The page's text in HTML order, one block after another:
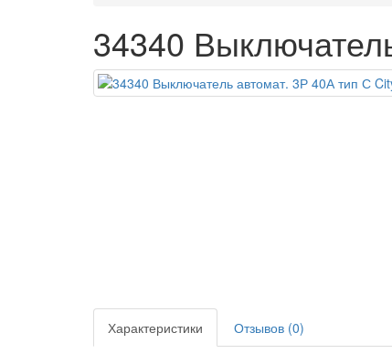
34340
Характеристики Отзывов (0)